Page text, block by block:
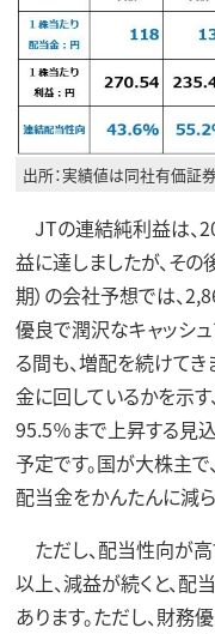
出所：実績値は同社有価証
JTの連結純利益は、
益に達しましたが、そ
期）の会社予想では、
優良で潤沢なキャッシ
る間も、増配を続けて
金に回しているかを示
95.5％まで上昇する見
予定です。国が大株主で
配当金をかんたんに減
ただし、配当性向が
以上、減益が続くと、
あります。ただし、財務